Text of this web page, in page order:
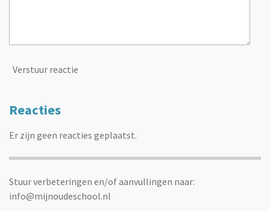
Verstuur reactie
Reacties
Er zijn geen reacties geplaatst.
Stuur verbeteringen en/of aanvullingen naar:
info@mijnoudeschool.nl